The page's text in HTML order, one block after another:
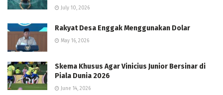
July 10, 2026
Rakyat Desa Enggak Menggunakan Dolar
May 16, 2026
Skema Khusus Agar Vinicius Junior Bersinar di
Piala Dunia 2026
June 14, 2026